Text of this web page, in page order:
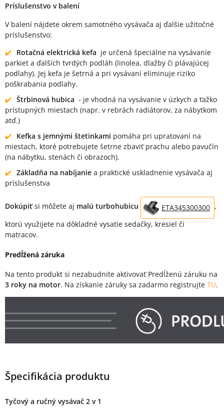
Príslušenstvo v balení
V balení nájdete okrem samotného vysávača aj ďalšie užitočné
príslušenstvo:
Rotačná elektrická kefa je určená špeciálne na vysávanie
parkiet a ďalších tvrdých podláh (linolea, dlažby či plávajúcej
podlahy). Jej kefa je šetrná a pri vysávaní eliminuje riziko
poškrabania podlahy.
Štrbinová hubica - je vhodná na vysávanie v úzkych a ťažko
prístupných miestach (napr. v rebrách radiátorov, za nábytkom
atď.)
Kefka s jemnými štetinkami pomáha pri upratovaní na
miestach, ktoré potrebujete šetrne zbaviť prachu alebo pavučín
(na nábytku, stenách či obrazoch).
Základňa na nabíjanie a praktické uskladnenie vysávača aj
príslušenstva
Dokúpiťsi môžete aj malú turbohubicu ETA345300300 ,
ktorú využijete na dôkladné vysatie sedačky, kresiel či
matracov.
Predĺžená záruka
Na tento produkt si nezabudnite aktivovať Predĺženú záruku na
3 roky na motor. Na získanie záruky sa zadarmo registrujte TU.
Špecifikácia produktu
Tyčový a ručný vysávač 2 v 1